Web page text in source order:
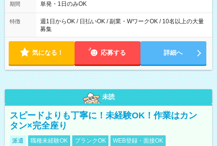
期間 単発・1日のみOK
特徴
週1日からOK / 日払いOK / 副業・WワークOK / 10名以上の大量
募集
気になる！ 応募する 詳細へ
未読
スピードよりも丁寧に！未経験OK！作業はカン
タン×完全座り
派遣 職種未経験OK ブランクOK WEB登録・面接OK